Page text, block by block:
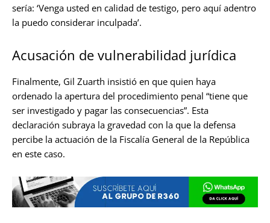
sería: ‘Venga usted en calidad de testigo, pero aquí adentro
la puedo considerar inculpada’.
Acusación de vulnerabilidad jurídica
Finalmente, Gil Zuarth insistió en que quien haya
ordenado la apertura del procedimiento penal “tiene que
ser investigado y pagar las consecuencias”. Esta
declaración subraya la gravedad con la que la defensa
percibe la actuación de la Fiscalía General de la República
en este caso.